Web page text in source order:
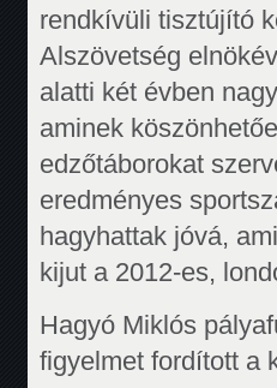
rendkívüli tisztújító
Alszövetség
alatti két évben
aminek
edzőtáborokat
eredményes
hagyhattak jóvá,
kijut a 2012-es,
Hagyó Miklós
figyelmet fordított a